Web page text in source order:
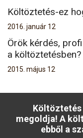
Költöztetés-ez
2016. január 12
Örök kérdés,
a költöztetésben?
2015. május 12
Költöztetés
megoldja! A
ebből a